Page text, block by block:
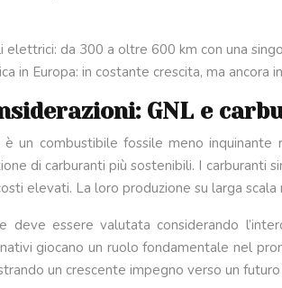
da 300 a oltre 600 km con una
in Europa: in costante crescita, ma
GNL e
un combustibile fossile meno
di carburanti più sostenibili. I
elevati. La loro produzione su larga
deve essere valutata considerando
giocano un ruolo fondamentale nel
un crescente impegno verso un